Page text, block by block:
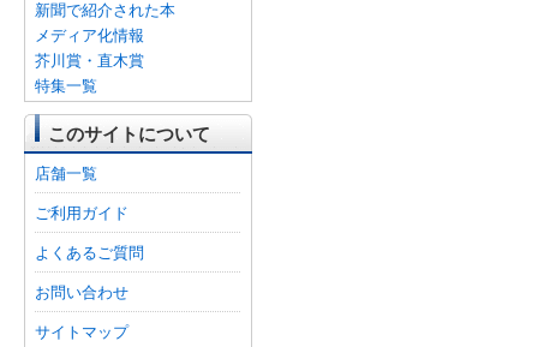
新聞で紹介された本
メディア化情報
芥川賞・直木賞
特集一覧
このサイトについて
店舗一覧
ご利用ガイド
よくあるご質問
お問い合わせ
サイトマップ